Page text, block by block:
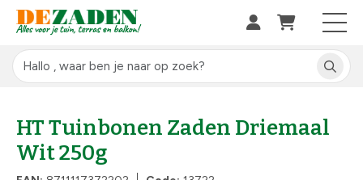
HT Tuinbonen Zaden Driemaal
Wit 250g